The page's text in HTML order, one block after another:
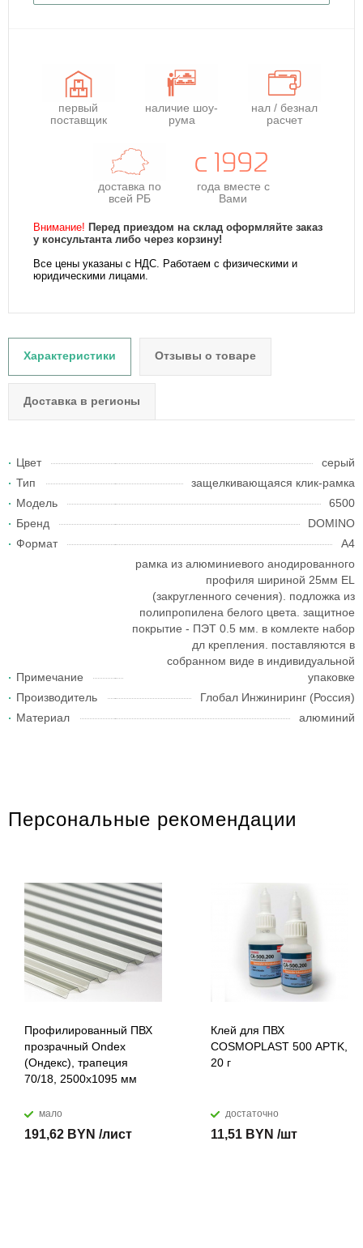
первый
поставщик
наличие шоу-
рума
нал / безнал
расчет
доставка по
всей РБ
года вместе с
Вами
Внимание! Перед приездом на склад оформляйте заказ
у консультанта либо через корзину!
Все цены указаны с НДС. Работаем с физическими и
юридическими лицами.
Характеристики Отзывы о товаре
Доставка в регионы
Цвет
серый
Тип
защелкивающаяся клик-рамка
Модель
6500
Бренд
DOMINO
Формат
А4
Примечание
рамка из алюминиевого анодированного
профиля шириной 25мм EL
(закругленного сечения). подложка из
полипропилена белого цвета. защитное
покрытие - ПЭТ 0.5 мм. в комлекте набор
дл крепления. поставляются в
собранном виде в индивидуальной
упаковке
Производитель
Глобал Инжиниринг (Россия)
Материал
алюминий
Персональные рекомендации
Профилированный ПВХ
прозрачный Ondex
(Ондекс), трапеция
70/18, 2500х1095 мм
мало
191,62 BYN /лист
Клей для ПВХ
COSMOPLAST 500 APTK,
20 г
достаточно
11,51 BYN /шт